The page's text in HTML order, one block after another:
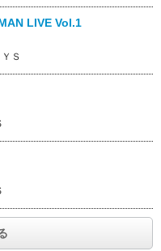
LIVE Vol.1
Ｓ